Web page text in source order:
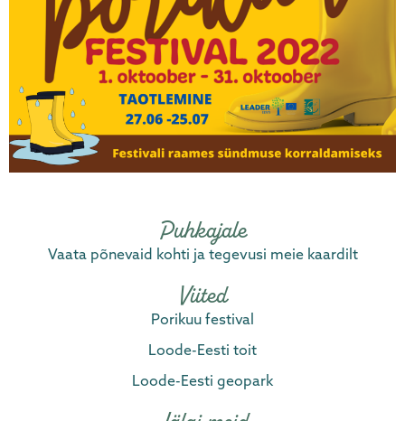
Puhkajale
Vaata põnevaid kohti ja tegevusi meie kaardilt
Viited
Porikuu festival
Loode-Eesti toit
Loode-Eesti geopark